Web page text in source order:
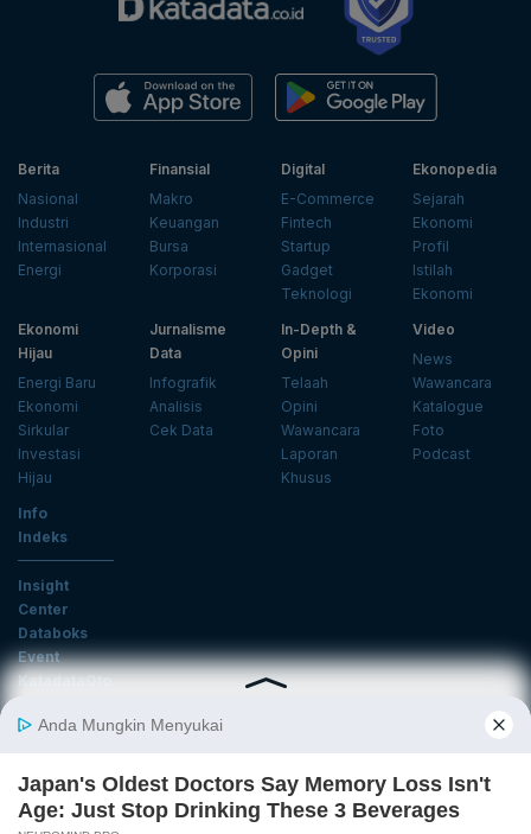
Berita
Nasional
Industri
Internasional
Energi
Finansial
Makro
Keuangan
Bursa
Korporasi
Digital
E-Commerce
Fintech
Startup
Gadget
Teknologi
Ekonopedia
Sejarah
Ekonomi
Profil
Istilah
Ekonomi
Ekonomi
Hijau
Energi Baru
Ekonomi
Sirkular
Investasi
Hijau
Jurnalisme
Data
Infografik
Analisis
Cek Data
In-Depth &
Opini
Telaah
Opini
Wawancara
Laporan
Khusus
Video
News
Wawancara
Katalogue
Foto
Podcast
Info
Indeks
Insight
Center
Databoks
Event
KatadataOto
Email
Daftar